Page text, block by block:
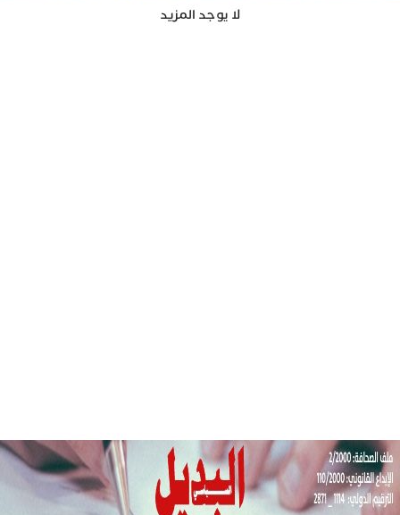
لا يوجد المزيد